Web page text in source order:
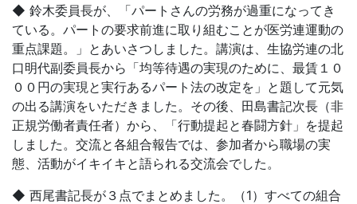
◆ 鈴木委員長が、「パートさんの労務が過重になってき
ている。パートの要求前進に取り組むことが医労連運動の
重点課題。」とあいさつしました。講演は、生協労連の北
口明代副委員長から「均等待遇の実現のために、最賃１０
００円の実現と実行あるパート法の改定を」と題して元気
の出る講演をいただきました。その後、田島書記次長（非
正規労働者責任者）から、「行動提起と春闘方針」を提起
しました。交流と各組合報告では、参加者から職場の実
態、活動がイキイキと語られる交流会でした。
◆ 西尾書記長が３点でまとめました。（1）すべての組合